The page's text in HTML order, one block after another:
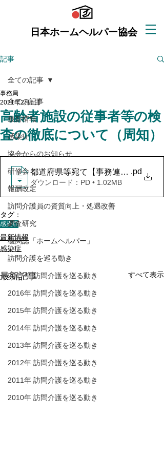
日本ホームヘルパー協会
記事
全ての記事
最新情報
感染症
協会からのお知らせ
研修会
報酬改定
訪問介護員の資質向上・処遇改善
調査研究
機関誌「ホームヘルパー」
訪問介護を巡る動き
2017年 訪問介護を巡る動き
2016年 訪問介護を巡る動き
2015年 訪問介護を巡る動き
2014年 訪問介護を巡る動き
2013年 訪問介護を巡る動き
2012年 訪問介護を巡る動き
2011年 訪問介護を巡る動き
2010年 訪問介護を巡る動き
全ての記事
高齢者施設の従事者等の検
査の徹底について（周知）
事務局
2021年2月5日
都道府県等宛て【事務連絡】高齢
.pd
ダウンロード：PD • 1.02MB
タグ：
感染症
最新情報
感染症
最新記事 すべて表示